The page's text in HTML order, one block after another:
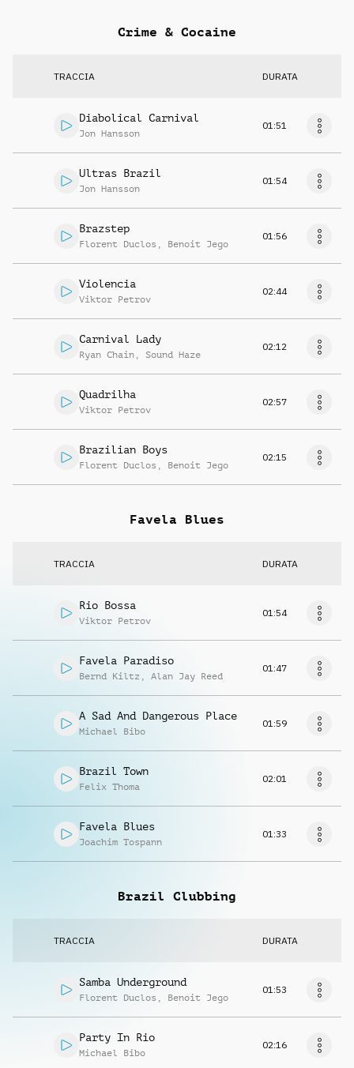
Crime & Cocaine
TRACCIA DURATA
Diabolical Carnival
Jon Hansson
01:51
Ultras Brazil
Jon Hansson
01:54
Brazstep
Florent Duclos , Benoit Jego
01:56
Violencia
Viktor Petrov
02:44
Carnival Lady
Ryan Chain , Sound Haze
02:12
Quadrilha
Viktor Petrov
02:57
Brazilian Boys
Florent Duclos , Benoit Jego
02:15
Favela Blues
TRACCIA DURATA
Rio Bossa
Viktor Petrov
01:54
Favela Paradiso
Bernd Kiltz , Alan Jay Reed
01:47
A Sad And Dangerous Place
Michael Bibo
01:59
Brazil Town
Felix Thoma
02:01
Favela Blues
Joachim Tospann
01:33
Brazil Clubbing
TRACCIA DURATA
Samba Underground
Florent Duclos , Benoit Jego
01:53
Party In Rio
Michael Bibo
02:16